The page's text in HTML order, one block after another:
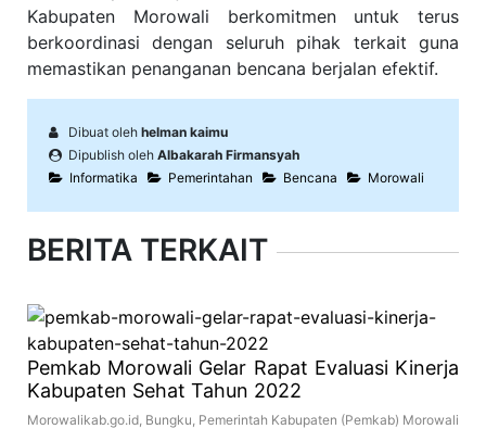
Kabupaten Morowali berkomitmen untuk terus
berkoordinasi dengan seluruh pihak terkait guna
memastikan penanganan bencana berjalan efektif.
Dibuat oleh helman kaimu
Dipublish oleh Albakarah Firmansyah
Informatika
Pemerintahan Bencana Morowali
BERITA TERKAIT
Pemkab Morowali Gelar Rapat Evaluasi Kinerja
Kabupaten Sehat Tahun 2022
Morowalikab.go.id, Bungku, Pemerintah Kabupaten (Pemkab) Morowali